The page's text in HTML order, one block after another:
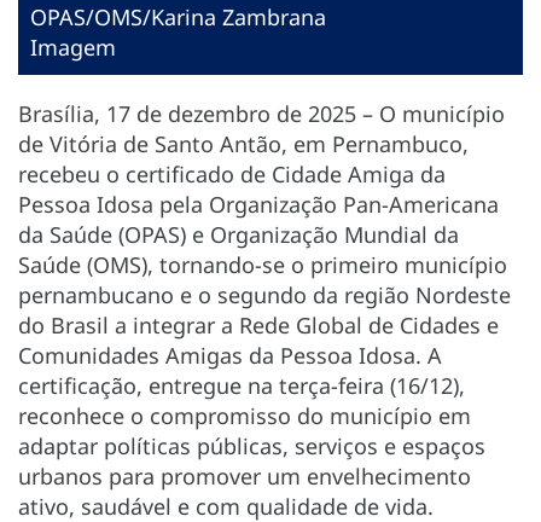
OPAS/OMS/Karina Zambrana
Imagem
Brasília, 17 de dezembro de 2025 – O município
de Vitória de Santo Antão, em Pernambuco,
recebeu o certificado de Cidade Amiga da
Pessoa Idosa pela Organização Pan-Americana
da Saúde (OPAS) e Organização Mundial da
Saúde (OMS), tornando-se o primeiro município
pernambucano e o segundo da região Nordeste
do Brasil a integrar a Rede Global de Cidades e
Comunidades Amigas da Pessoa Idosa. A
certificação, entregue na terça-feira (16/12),
reconhece o compromisso do município em
adaptar políticas públicas, serviços e espaços
urbanos para promover um envelhecimento
ativo, saudável e com qualidade de vida.